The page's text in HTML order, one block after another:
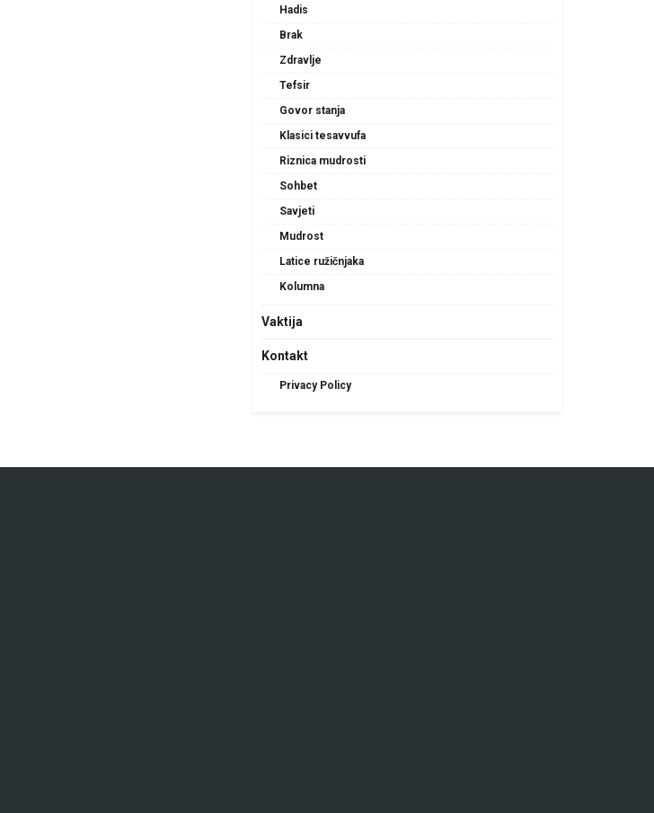
Hadis
Brak
Zdravlje
Tefsir
Govor stanja
Klasici tesavvufa
Riznica mudrosti
Sohbet
Savjeti
Mudrost
Latice ružičnjaka
Kolumna
Vaktija
Kontakt
Privacy Policy